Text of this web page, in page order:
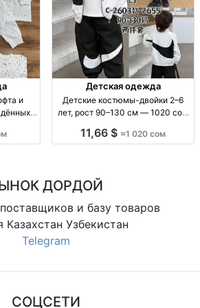
и
р-
Детская одежда
Детские костюмы-двойки 2–6
лет, рост 90–130 см — 1020 сом
рост 90–130 см, пр-во Китай.
11,66 $ ≈1 020 сом
ДОРДОЙ
и базу товаров
Казахстан Узбекистан
Telegram
СОЦСЕТИ